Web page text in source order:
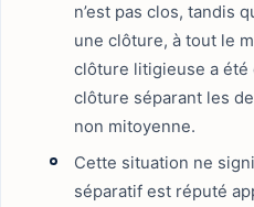
n’est pas clos, tandis
une clôture, à tout le
clôture litigieuse a
clôture séparant les
non mitoyenne.
Cette situation ne
séparatif est réputé